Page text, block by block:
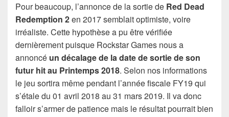
Pour beaucoup, l’annonce de la sortie de Red Dead
Redemption 2en 2017 semblait optimiste, voire
irréaliste. Cette hypothèse a pu être vérifiée
dernièrement puisque Rockstar Games nous a
annoncé un décalage de la date de sortie de son
futur hit au Printemps 2018. Selon nos informations
le jeu sortira même pendant l’année fiscale FY19 qui
s’étale du 01 avril 2018 au 31 mars 2019. Il va donc
falloir s’armer de patience mais le résultat pourrait bien